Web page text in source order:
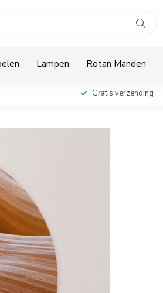
Lampen Rotan Manden
Gratis verzending